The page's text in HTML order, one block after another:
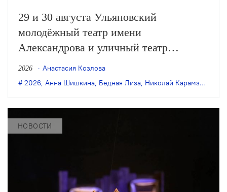
29 и 30 августа Ульяновский
молодёжный театр имени
Александрова и уличный театр
«Странствующие куклы господина
Пэжо» из Санкт-Петербурга покажут
«Бедная Лиза» по одноимённой
повести Карамзина. Постановка
2026
Анастасия Козлова
2026, Анна Шишкина, Бедная Лиза, Николай Карамзин
НОВОСТИ